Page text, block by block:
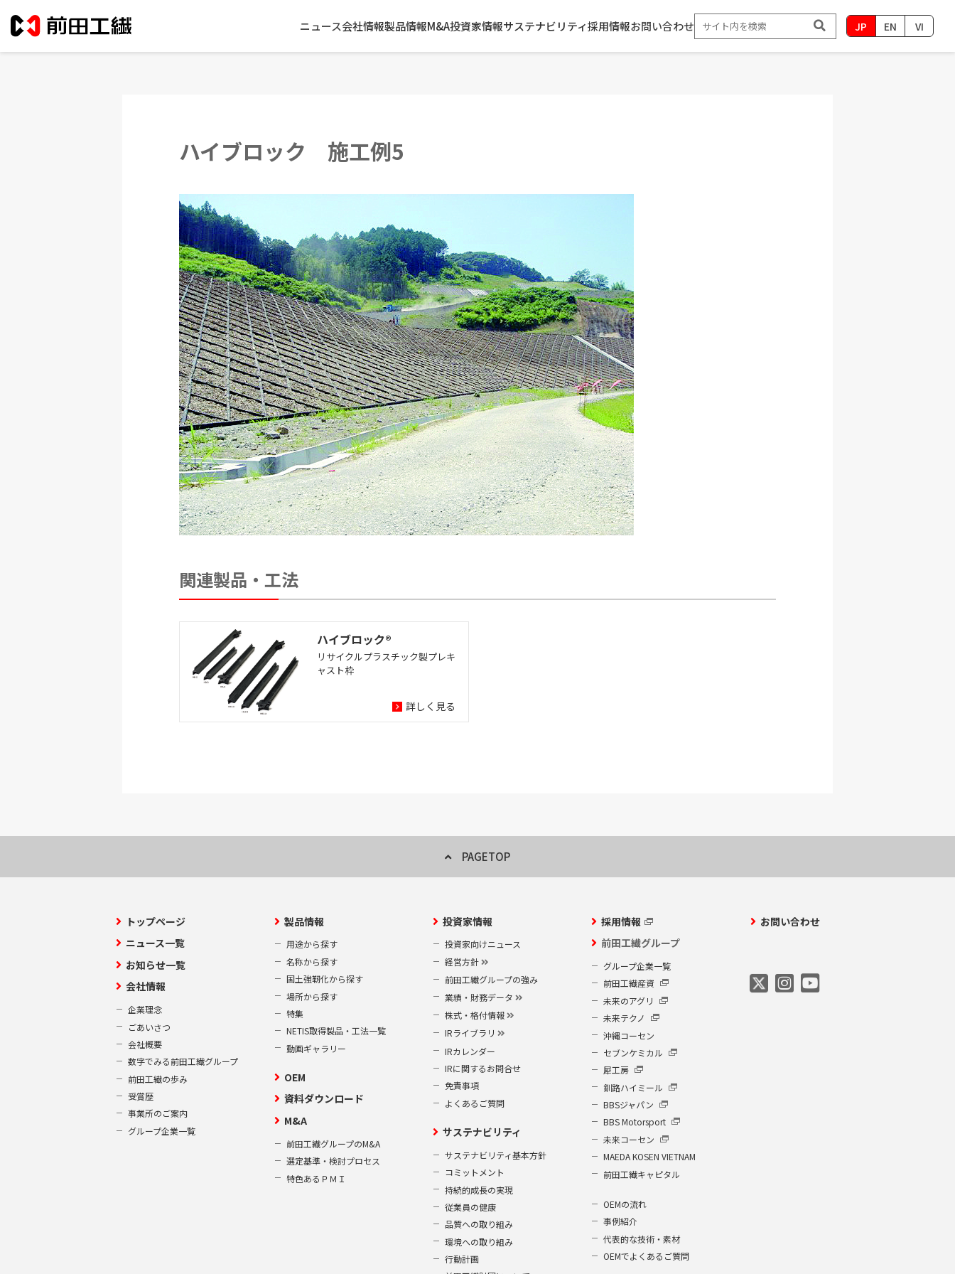
ニュース会社情報製品情報M&A投資家情報サステナビリティ採用情報お問い合わせ JP EN VI
ハイブロック 施工例5
関連製品・工法
ハイブロック®
リサイクルプラスチック製プレキ
ャスト枠
詳しく見る
PAGETOP
トップページ
ニュース一覧
お知らせ一覧
会社情報
企業理念
ごあいさつ
会社概要
数字でみる前田工繊グループ
前田工繊の歩み
受賞歴
事業所のご案内
グループ企業一覧
製品情報
用途から探す
名称から探す
国土強靭化から探す
場所から探す
特集
NETIS取得製品・工法一覧
動画ギャラリー
OEM
資料ダウンロード
M&A
前田工繊グループのM&A
選定基準・検討プロセス
特色あるＰＭＩ
投資家情報
投資家向けニュース
経営方針
前田工繊グループの強み
業績・財務データ
株式・格付情報
IRライブラリ
IRカレンダー
IRに関するお問合せ
免責事項
よくあるご質問
サステナビリティ
サステナビリティ基本方針
コミットメント
持続的成長の実現
従業員の健康
品質への取り組み
環境への取り組み
行動計画
採用情報
前田工繊グループ
グループ企業一覧
前田工繊産資
未来のアグリ
未来テクノ
沖縄コーセン
セブンケミカル
犀工房
釧路ハイミール
BBSジャパン
BBS Motorsport
未来コーセン
MAEDA KOSEN VIETNAM
前田工繊キャピタル
OEMの流れ
事例紹介
代表的な技術・素材
OEMでよくあるご質問
お問い合わせ